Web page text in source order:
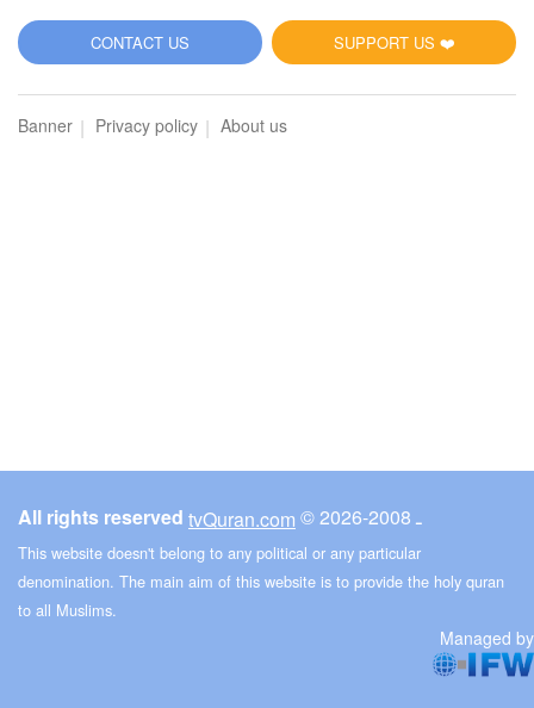
SUPPORT US ❤️
CONTACT US
Banner Privacy policy About us
All rights reserved tvQuran.com © ـ 2008-2026
This website doesn't belong to any political or any particular
denomination. The main aim of this website is to provide the holy quran
to all Muslims.
Managed by